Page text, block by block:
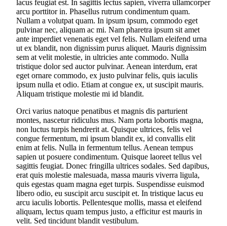
lacus feugiat est. In sagittis lectus sapien, viverra ullamcorper
arcu porttitor in. Phasellus rutrum condimentum quam.
Nullam a volutpat quam. In ipsum ipsum, commodo eget
pulvinar nec, aliquam ac mi. Nam pharetra ipsum sit amet
ante imperdiet venenatis eget vel felis. Nullam eleifend urna
ut ex blandit, non dignissim purus aliquet. Mauris dignissim
sem at velit molestie, in ultricies ante commodo. Nulla
tristique dolor sed auctor pulvinar. Aenean interdum, erat
eget ornare commodo, ex justo pulvinar felis, quis iaculis
ipsum nulla et odio. Etiam at congue ex, ut suscipit mauris.
Aliquam tristique molestie mi id blandit.
Orci varius natoque penatibus et magnis dis parturient
montes, nascetur ridiculus mus. Nam porta lobortis magna,
non luctus turpis hendrerit at. Quisque ultrices, felis vel
congue fermentum, mi ipsum blandit ex, id convallis elit
enim at felis. Nulla in fermentum tellus. Aenean tempus
sapien ut posuere condimentum. Quisque laoreet tellus vel
sagittis feugiat. Donec fringilla ultrices sodales. Sed dapibus,
erat quis molestie malesuada, massa mauris viverra ligula,
quis egestas quam magna eget turpis. Suspendisse euismod
libero odio, eu suscipit arcu suscipit et. In tristique lacus eu
arcu iaculis lobortis. Pellentesque mollis, massa et eleifend
aliquam, lectus quam tempus justo, a efficitur est mauris in
velit. Sed tincidunt blandit vestibulum.